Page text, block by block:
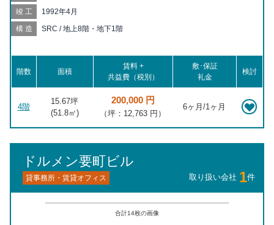
歩17分, 千川 徒歩18分, 高田馬場 徒歩20分
竣工 1992年4月
構造 SRC / 地上8階・地下1階
階数 面積
賃料 +
共益費（税別）
敷･保証
礼金
検討
4階
15.67坪
(51.8㎡)
200,000 円
（坪：12,763 円）
6ヶ月/1ヶ月
ドルメン要町ビル
貸事務所・賃貸オフィス 取り扱い会社 1件
合計14枚の画像